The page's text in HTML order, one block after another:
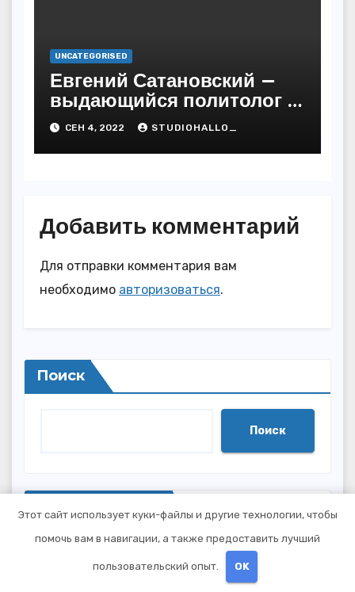
UNCATEGORISED
Евгений Сатановский —
выдающийся политолог и
публицист с бесподобной
биографией и
многочисленными
СЕН 4, 2022 STUDIOHALLO_
Добавить комментарий
Для отправки комментария вам
необходимо авторизоваться.
Поиск
Поиск
Процесс вывода из запоя: основные этапы
и методы
Этот сайт использует куки-файлы и другие технологии, чтобы
помочь вам в навигации, а также предоставить лучший
пользовательский опыт. OK